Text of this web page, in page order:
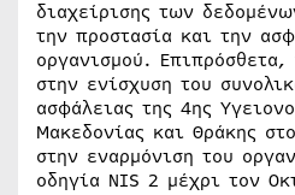
διαχείρισης των
την προστασία και την
οργανισμού.
στην ενίσχυση του
ασφάλειας της 4ης
Μακεδονίας και Θράκης
στην εναρμόνιση του
οδηγία NIS 2 μέχρι τον